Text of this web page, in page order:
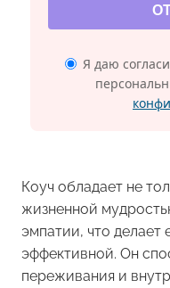
Я даю
Коуч обладает не
жизненной
эмпатии, что делает
эффективной. Он
переживания и